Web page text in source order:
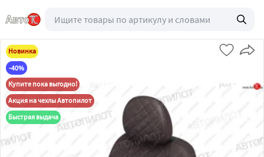
Новинка
-40%
Купите пока выгодно!
Акция на чехлы Автопилот
Быстрая выдача